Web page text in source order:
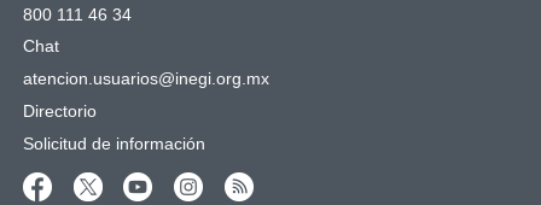
800 111 46 34
Chat
atencion.usuarios@inegi.org.mx
Directorio
Solicitud de información